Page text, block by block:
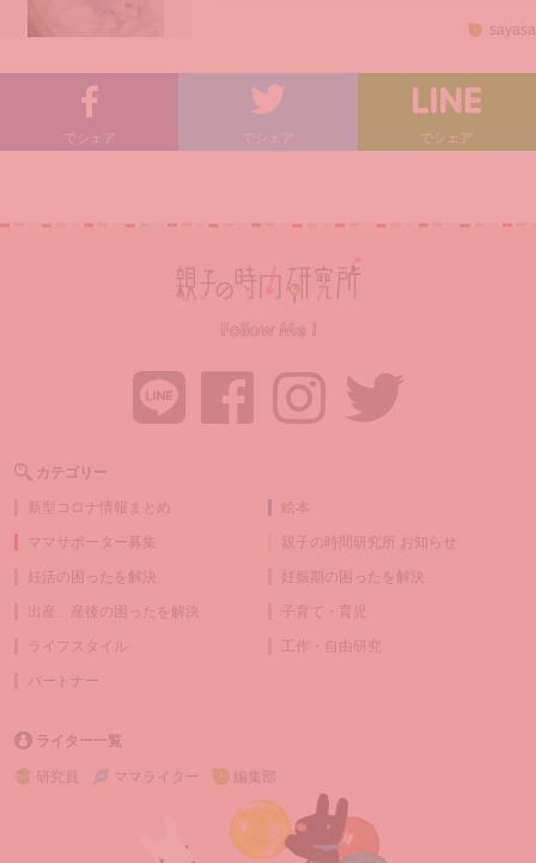
sayasa
でシェア でシェア でシェア
カテゴリー
新型コロナ情報まとめ 絵本
ママサポーター募集 親子の時間研究所 お知らせ
妊活の困ったを解決 妊娠期の困ったを解決
出産、産後の困ったを解決 子育て・育児
ライフスタイル 工作・自由研究
パートナー
ライター一覧
研究員 ママライター 編集部